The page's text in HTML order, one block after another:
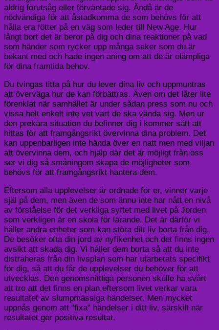
aldrig förutsåg eller förväntade sig. Ändå är de
nödvändiga för att åstadkomma de som behövs för att
hålla era fötter på en väg som leder till New Age. Hur
långt bort det är beror på dig och dina reaktioner på vad
som händer som rycker upp många saker som du är
bekant med och hade ingen aning om att de är olämpliga
för dina framtida behov.
Du tvingas titta på hur du lever dina liv och uppmuntras
att överväga hur de kan förbättras. Även om det låter lite
förenklat när samhället är under sådan press som nu och
vissa helt enkelt inte vet vart de ska vända sig. Men ur
den prekära situation du befinner dig i kommer sätt att
hittas för att framgångsrikt övervinna dina problem. Det
kan uppenbarligen inte hända över en natt men med viljan
att övervinna dem, och hjälp där det är möjligt från oss
ser vi dig så småningom skapa de möjligheter som
behövs för att framgångsrikt hantera dem.
Eftersom alla upplevelser är ordnade för er, vinner varje
själ på dem, men även de som ännu inte har nått en nivå
av förståelse för det verkliga syftet med livet på Jorden
som verkligen är en skola för lärande. Det är därför vi
håller andra enheter som kan störa ditt liv borta från dig.
De besöker ofta din jord av nyfikenhet och det finns ingen
avsikt att skada dig. Vi håller dem borta så att du inte
distraheras från din livsplan som har utarbetats specifikt
för dig, så att du får de upplevelser du behöver för att
utvecklas. Den genomsnittliga personen skulle ha svårt
att tro att det finns en plan eftersom livet verkar vara
resultatet av slumpmässiga händelser. Men mycket
uppnås genom att “fixa” händelser i ditt liv, särskilt när
resultatet ger positiva resultat.